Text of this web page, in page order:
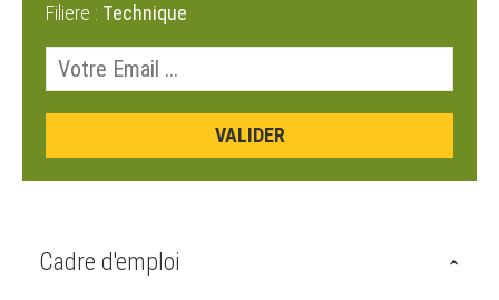
Filiere : Technique
Cadre d'emploi